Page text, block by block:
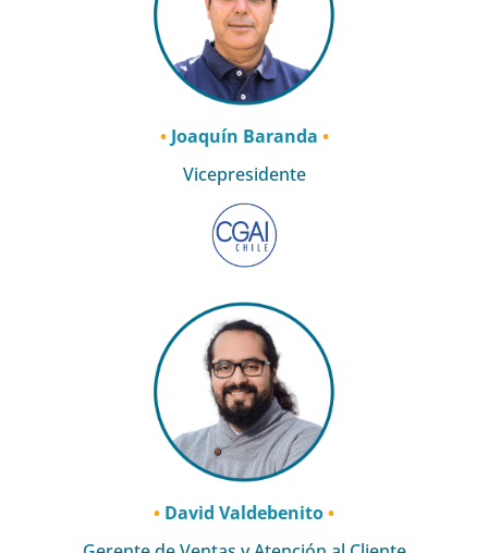
•Joaquín Baranda •
Vicepresidente
• David Valdebenito•